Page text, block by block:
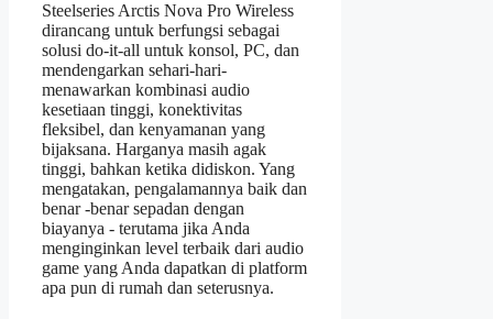
Steelseries Arctis Nova Pro Wireless
dirancang untuk berfungsi sebagai
solusi do-it-all untuk konsol, PC, dan
mendengarkan sehari-hari-
menawarkan kombinasi audio
kesetiaan tinggi, konektivitas
fleksibel, dan kenyamanan yang
bijaksana. Harganya masih agak
tinggi, bahkan ketika didiskon. Yang
mengatakan, pengalamannya baik dan
benar -benar sepadan dengan
biayanya - terutama jika Anda
menginginkan level terbaik dari audio
game yang Anda dapatkan di platform
apa pun di rumah dan seterusnya.